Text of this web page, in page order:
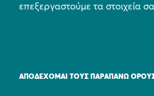
επεξεργαστούμε τα στοιχεία
ΑΠΟΔΈΧΟΜΑΙ ΤΟΥΣ ΠΑΡΑΠΆΝΩ